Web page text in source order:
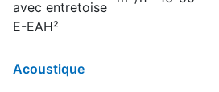
avec entretoise
E-EAH²
Acoustique